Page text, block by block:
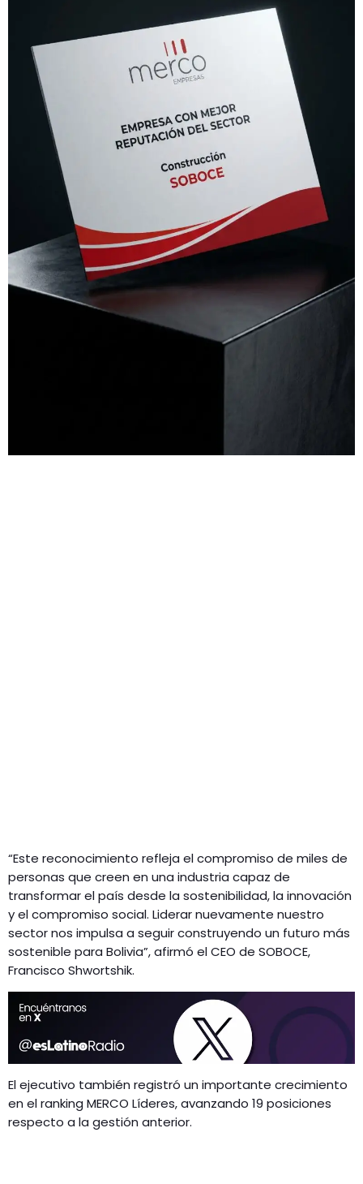
“Este reconocimiento refleja el compromiso de miles de
personas que creen en una industria capaz de
transformar el país desde la sostenibilidad, la innovación
y el compromiso social. Liderar nuevamente nuestro
sector nos impulsa a seguir construyendo un futuro más
sostenible para Bolivia”, afirmó el CEO de SOBOCE,
Francisco Shwortshik.
El ejecutivo también registró un importante crecimiento
en el ranking MERCO Líderes, avanzando 19 posiciones
respecto a la gestión anterior.